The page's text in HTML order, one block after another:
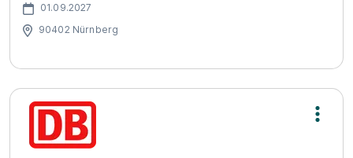
01.09.2027
90402 Nürnberg